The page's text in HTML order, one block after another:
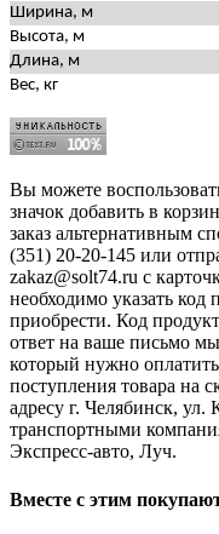
Ширина, м
Высота, м
Длина, м
Вес, кг
Вы можете
значок добавить в
заказ альтернативным
(351) 20-20-145 или
zakaz@solt74.ru с
необходимо указать
приобрести. Код
ответ на ваше письмо
который нужно
поступления товара на
адресу г. Челябинск, ул.
транспортными
Экспресс-авто, Луч.
Вместе с этим